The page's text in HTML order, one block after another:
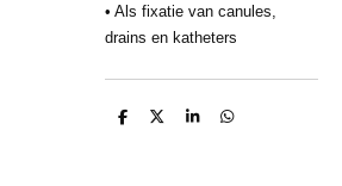
• Als fixatie van canules,
drains en katheters
D
D
S
D